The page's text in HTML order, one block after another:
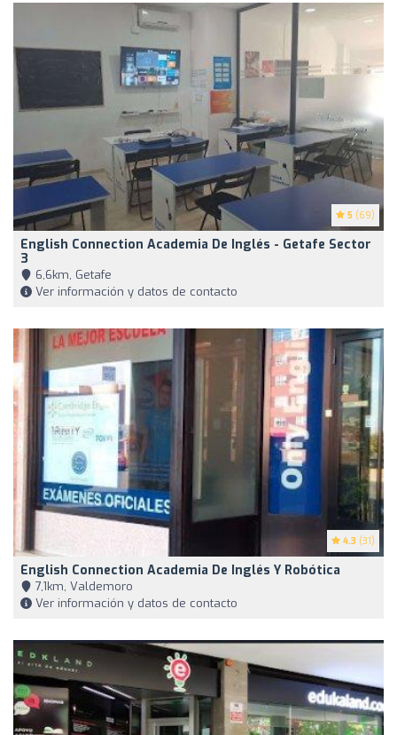
5 (69)
English Connection Academia De Inglés - Getafe Sector
3
6,6km, Getafe
Ver información y datos de contacto
4.3 (31)
English Connection Academia De Inglés Y Robótica
7,1km, Valdemoro
Ver información y datos de contacto